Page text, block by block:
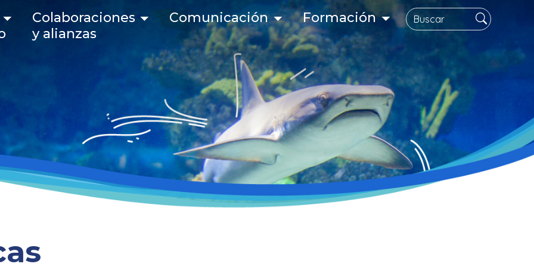
navigation
Colaboraciones
y alianzas
Comunicación Formación Search